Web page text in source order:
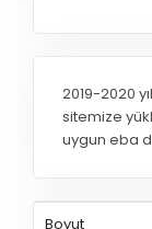
2019-2020
sitemize
uygun eba
Boyut